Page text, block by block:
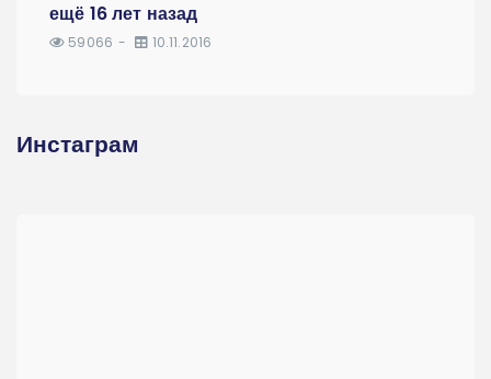
ещё 16 лет назад
59066 10.11.2016
Инстаграм